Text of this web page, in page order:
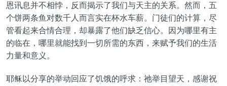
恩讯息并不相悖，反而揭示了我们与天主的关系。然而，五
个饼两条鱼对数千人而言实在杯水车薪。门徒们的计算，尽
管看起来合情合理，却暴露了他们缺乏信心。因为哪里有主
的临在，哪里就能找到一切所需的东西，来赋予我们的生活
力量和意义。
耶稣以分享的举动回应了饥饿的呼求：祂举目望天， 感谢祝